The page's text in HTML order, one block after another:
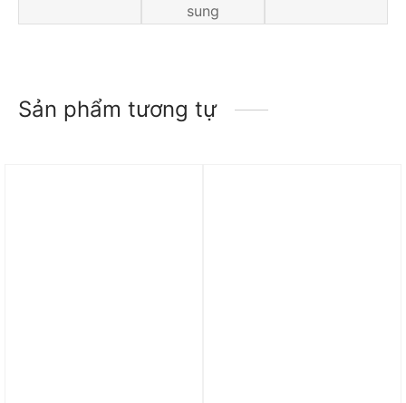
sung
Sản phẩm tương tự